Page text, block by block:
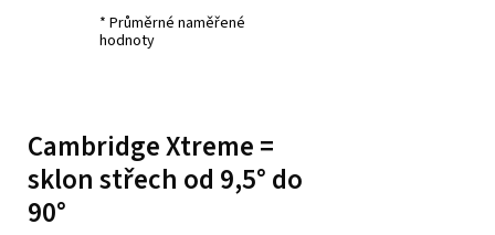
* Průměrné naměřené
hodnoty
Cambridge Xtreme =
sklon střech od 9,5° do
90°